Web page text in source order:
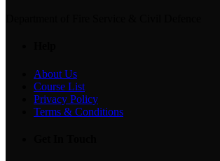
About Us
Course List
Privacy Policy
Terms & Conditions